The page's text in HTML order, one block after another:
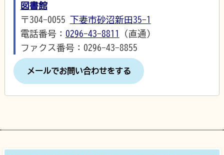
図書館
〒304-0055 下妻市砂沼新田35-1
電話番号： 0296-43-8811
（直通）
ファクス番号：0296-43-8855
メールでお問い合わせをする